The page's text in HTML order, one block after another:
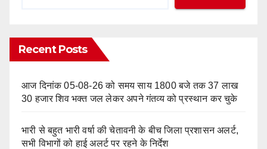
Recent Posts
आज दिनांक 05-08-26 को समय साय 1800 बजे तक 37 लाख
30 हजार शिव भक्त जल लेकर अपने गंतव्य को प्रस्थान कर चुके
भारी से बहुत भारी वर्षा की चेतावनी के बीच जिला प्रशासन अलर्ट,
सभी विभागों को हाई अलर्ट पर रहने के निर्देश